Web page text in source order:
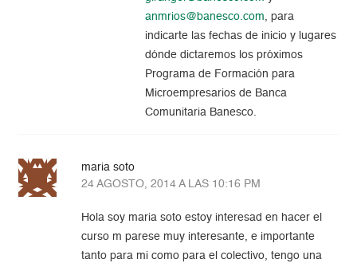
anmrios@banesco.com , para
indicarte las fechas de inicio y lugares
dónde dictaremos los próximos
Programa de Formación para
Microempresarios de Banca
Comunitaria Banesco.
maria soto
24 AGOSTO, 2014 A LAS 10:16 PM
Hola soy maria soto estoy interesad en hacer el
curso m parese muy interesante, e importante
tanto para mi como para el colectivo, tengo una